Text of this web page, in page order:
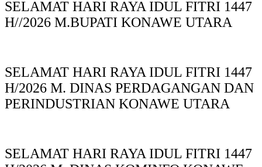
SELAMAT HARI RAYA IDUL FITRI 1447
H//2026 M.BUPATI KONAWE UTARA
SELAMAT HARI RAYA IDUL FITRI 1447
H/2026 M. DINAS PERDAGANGAN DAN
PERINDUSTRIAN KONAWE UTARA
SELAMAT HARI RAYA IDUL FITRI 1447